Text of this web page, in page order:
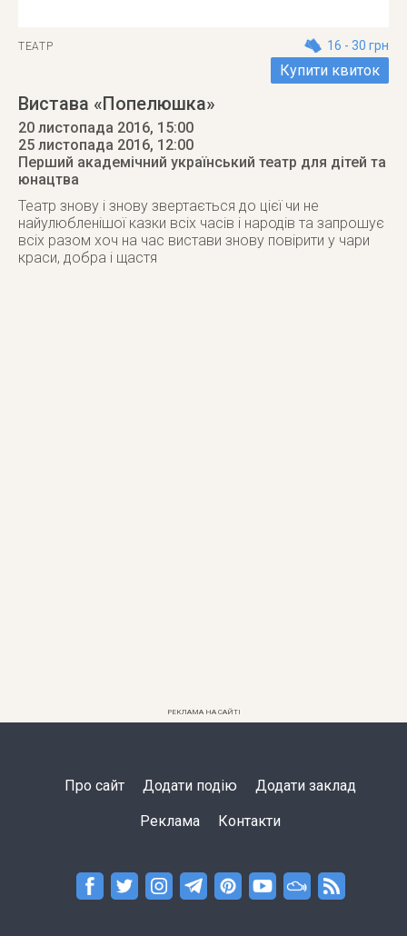
ТЕАТР 16 - 30 грн
Купити квиток
Вистава «Попелюшка»
20 листопада 2016, 15:00
25 листопада 2016, 12:00
Перший академічний український театр для дітей та
юнацтва
Театр знову і знову звертається до цієї чи не
найулюбленішої казки всіх часів і народів та запрошує
всіх разом хоч на час вистави знову повірити у чари
краси, добра і щастя
РЕКЛАМА НА САЙТІ
Про сайт Додати подію Додати заклад
Реклама Контакти